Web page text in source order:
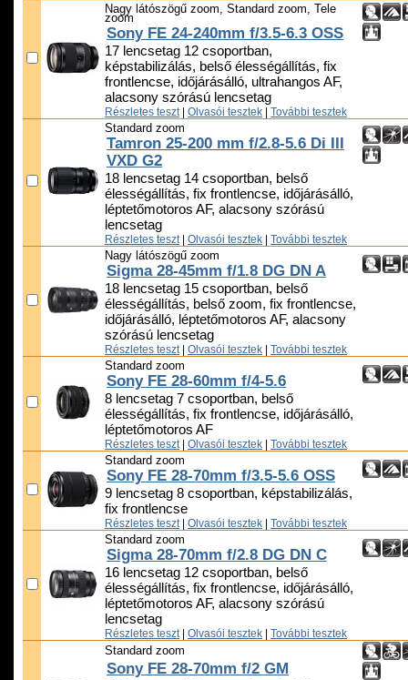
Nagy látószögű zoom, Standard zoom, Tele
zoom
Sony FE 24-240mm f/3.5-6.3 OSS
17 lencsetag 12 csoportban,
képstabilizálás, belső élességállítás, fix
frontlencse, időjárásálló, ultrahangos AF,
alacsony szórású lencsetag
Részletes teszt Olvasói tesztek További tesztek
Standard zoom
Tamron 25-200 mm f/2.8-5.6 Di III
VXD G2
18 lencsetag 14 csoportban, belső
élességállítás, fix frontlencse, időjárásálló,
léptetőmotoros AF, alacsony szórású
lencsetag
Részletes teszt Olvasói tesztek További tesztek
Nagy látószögű zoom
Sigma 28-45mm f/1.8 DG DN A
18 lencsetag 15 csoportban, belső
élességállítás, belső zoom, fix frontlencse,
időjárásálló, léptetőmotoros AF, alacsony
szórású lencsetag
Részletes teszt Olvasói tesztek További tesztek
Standard zoom
Sony FE 28-60mm f/4-5.6
8 lencsetag 7 csoportban, belső
élességállítás, fix frontlencse, időjárásálló,
léptetőmotoros AF
Részletes teszt Olvasói tesztek További tesztek
Standard zoom
Sony FE 28-70mm f/3.5-5.6 OSS
9 lencsetag 8 csoportban, képstabilizálás,
fix frontlencse
Részletes teszt Olvasói tesztek További tesztek
Standard zoom
Sigma 28-70mm f/2.8 DG DN C
16 lencsetag 12 csoportban, belső
élességállítás, fix frontlencse, időjárásálló,
léptetőmotoros AF, alacsony szórású
lencsetag
Részletes teszt Olvasói tesztek További tesztek
Standard zoom
Sony FE 28-70mm f/2 GM